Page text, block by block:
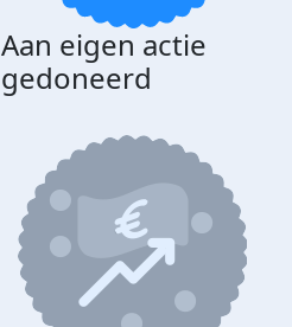
Aan eigen actie
gedoneerd